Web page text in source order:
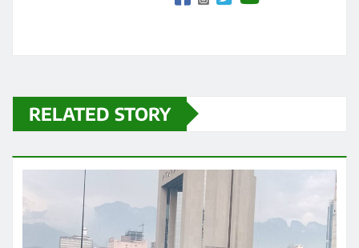
RELATED STORY